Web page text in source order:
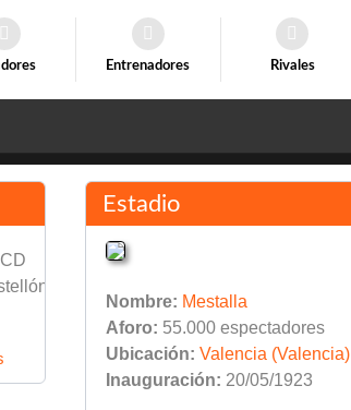
Entrenadores Rivales
Estadio
Nombre: Mestalla
Aforo: 55.000 espectadores
Ubicación: Valencia (Valencia)
Inauguración: 20/05/1923